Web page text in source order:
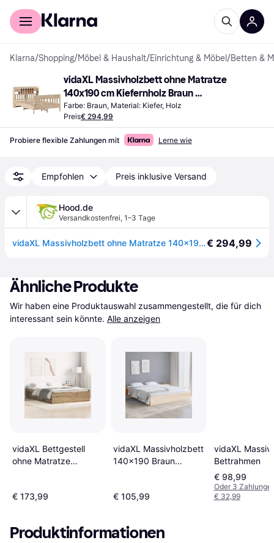
Für Shopper
Klarna/Shopping/Möbel & Haushalt/Einrichtung & Möbel /Betten &
vidaXL Massivholzbett ohne Matratze
140x190 cm Kiefernholz Braun
Bettrahmen
Farbe: Braun, Material: Kiefer, Holz
Preis€ 294,99
Probiere flexible Zahlungen mit Lerne wie
Empfohlen Preis inklusive Versand
Hood.de
Versandkostenfrei, 1–3 Tage
vidaXL Massivholzbett ohne Matratze 140x190 cm Kiefernholz€ 294,99
Ähnliche Produkte
Wir haben eine Produktauswahl zusammengestellt, die für dich
interessant sein könnte. Alle anzeigen
vidaXL Bettgestell
ohne Matratze
Bettrahmen
€ 173,99
vidaXL Massivholzbett
140x190 Braun
€ 105,99
vidaXL
Bettrahmen
€ 98,99
Oder 3
€ 32,99
Produktinformationen